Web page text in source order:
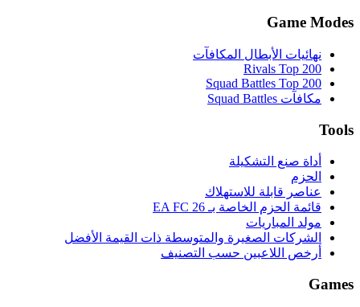
Game Modes
نهائيات الأبطال المكافآت
Rivals Top 200
Squad Battles Top 200
مكافآت Squad Battles
Tools
أداة صنع التشكيلة
الحزم
عناصر قابلة للاستهلاك
قائمة الحزم الخاصة بـ EA FC 26
مولد المباريات
الشركات الصغيرة والمتوسطة ذات القيمة الأفضل
أرخص اللاعبين حسب التصنيف
Games